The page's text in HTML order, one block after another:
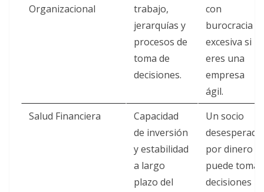
Organizacional
trabajo,
jerarquías y
procesos de
toma de
decisiones.
con
burocracia
excesiva si
eres una
empresa
ágil.
Salud Financiera
Capacidad
de inversión
y estabilidad
a largo
plazo del
Un socio
desesperado
por dinero
puede tomar
decisiones